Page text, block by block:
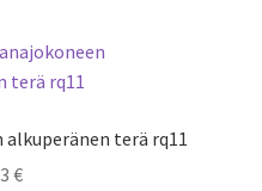
terä rq11
€